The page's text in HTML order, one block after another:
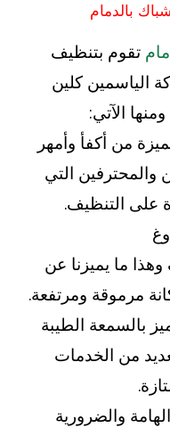
بالدمام
تقوم بتنظيف
الياسمين كلين
الآتي:
من أكفأ وأمهر
والمحترفين التي
على التنظيف.
ما يميزنا عن
مرموقة ومرتفعة.
بالسمعة الطيبة
من الخدمات
والضرورية